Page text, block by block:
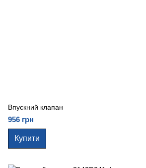
Впускний клапан
956 грн
Купити